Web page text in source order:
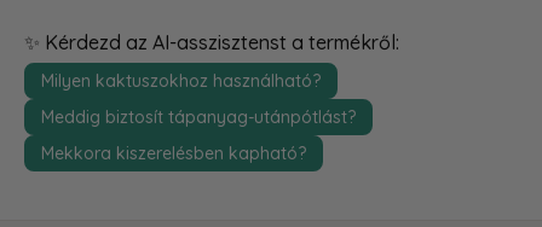
✨ Kérdezd az AI-asszisztenst a termékről:
Milyen kaktuszokhoz használható?
Meddig biztosít tápanyag-utánpótlást?
Mekkora kiszerelésben kapható?